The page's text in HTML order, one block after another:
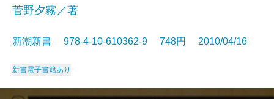
菅野夕霧／著
新潮新書 978-4-10-610362-9 748円 2010/04/16
新書電子書籍あり